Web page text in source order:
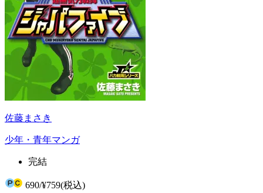
佐藤まさき
少年・青年マンガ
完結
690/¥759(税込)